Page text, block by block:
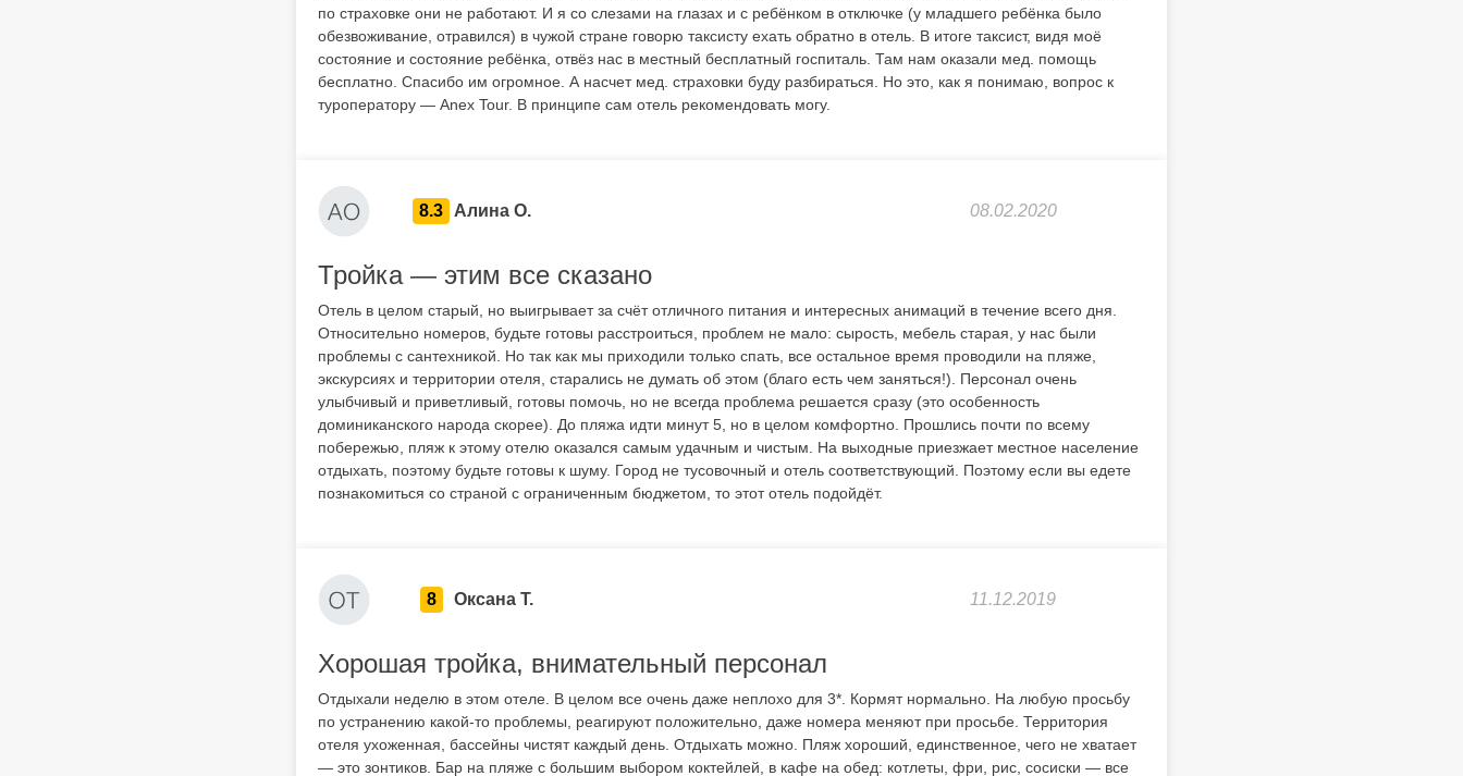
по страховке они не работают. И я со слезами на глазах и с ребёнком в отключке (у младшего ребёнка было
обезвоживание, отравился) в чужой стране говорю таксисту ехать обратно в отель. В итоге таксист, видя моё
состояние и состояние ребёнка, отвёз нас в местный бесплатный госпиталь. Там нам оказали мед. помощь
бесплатно. Спасибо им огромное. А насчет мед. страховки буду разбираться. Но это, как я понимаю, вопрос к
туроператору — Anex Tour. В принципе сам отель рекомендовать могу.
8.3 Алина О. 08.02.2020
Тройка — этим все сказано
Отель в целом старый, но выигрывает за счёт отличного питания и интересных анимаций в течение всего дня.
Относительно номеров, будьте готовы расстроиться, проблем не мало: сырость, мебель старая, у нас были
проблемы с сантехникой. Но так как мы приходили только спать, все остальное время проводили на пляже,
экскурсиях и территории отеля, старались не думать об этом (благо есть чем заняться!). Персонал очень
улыбчивый и приветливый, готовы помочь, но не всегда проблема решается сразу (это особенность
доминиканского народа скорее). До пляжа идти минут 5, но в целом комфортно. Прошлись почти по всему
побережью, пляж к этому отелю оказался самым удачным и чистым. На выходные приезжает местное население
отдыхать, поэтому будьте готовы к шуму. Город не тусовочный и отель соответствующий. Поэтому если вы едете
познакомиться со страной с ограниченным бюджетом, то этот отель подойдёт.
8 Оксана Т. 11.12.2019
Хорошая тройка, внимательный персонал
Отдыхали неделю в этом отеле. В целом все очень даже неплохо для 3*. Кормят нормально. На любую просьбу
по устранению какой-то проблемы, реагируют положительно, даже номера меняют при просьбе. Территория
отеля ухоженная, бассейны чистят каждый день. Отдыхать можно. Пляж хороший, единственное, чего не хватает
— это зонтиков. Бар на пляже с большим выбором коктейлей, в кафе на обед: котлеты, фри, рис, сосиски — все